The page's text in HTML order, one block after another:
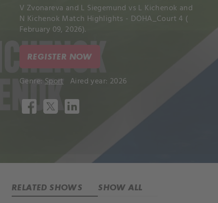
V Zvonareva and L Siegemund vs L Kichenok and
N Kichenok Match Highlights - DOHA_Court 4 (
February 09, 2026).
REGISTER NOW
Genre: Sport Aired year: 2026
RELATED SHOWS SHOW ALL